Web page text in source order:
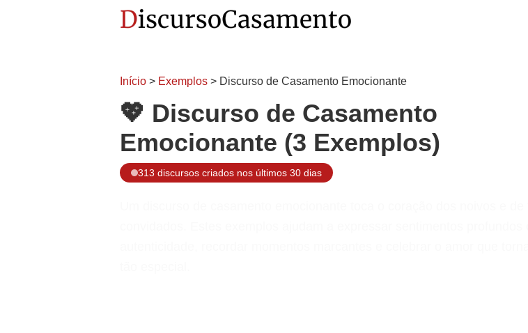
Início > Exemplos > Discurso de Casamento Emocionante
💖 Discurso de Casamento
Emocionante (3 Exemplos)
313 discursos criados nos últimos 30 dias